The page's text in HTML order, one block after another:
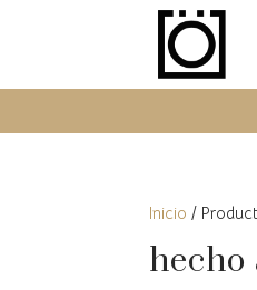
Inicio /
hecho